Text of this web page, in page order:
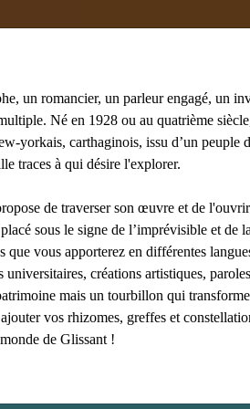
#achiery #acoma
Afficher tous les mots
un romancier, un parleur engagé, un
Né en 1928 ou au quatrième
yorkais, carthaginois, issu d’un peuple
traces à qui désire l'explorer.
de traverser son œuvre et de
sous le signe de l’imprévisible et de
que vous apporterez en différentes
universitaires, créations artistiques,
mais un tourbillon qui
vos rhizomes, greffes et
de Glissant !